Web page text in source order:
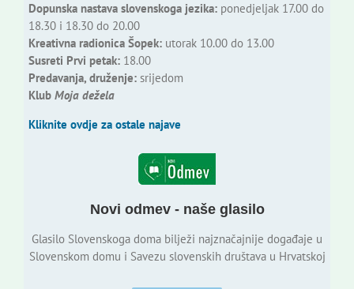
Dopunska nastava slovenskoga jezika:ponedjeljak 17.00 do
18.30 i 18.30 do 20.00
Kreativna radionica Šopek:utorak 10.00 do 13.00
Susreti Prvi petak:18.00
Predavanja, druženje:srijedom
Klub Moja dežela
Kliknite ovdje za ostale najave
Novi odmev - naše glasilo
Glasilo Slovenskoga doma bilježi najznačajnije događaje u
Slovenskom domu i Savezu slovenskih društava u Hrvatskoj